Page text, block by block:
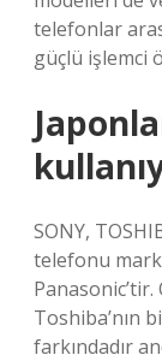
telefonlar
güçlü işlemci
SONY,
telefonu
Toshiba’nın
farkındadır